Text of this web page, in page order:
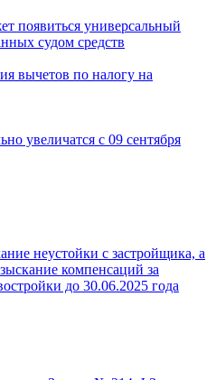
появиться универсальный
судом средств
вычетов по налогу на
увеличатся с 09 сентября
неустойки с застройщика, а
компенсаций за
до 30.06.2025 года